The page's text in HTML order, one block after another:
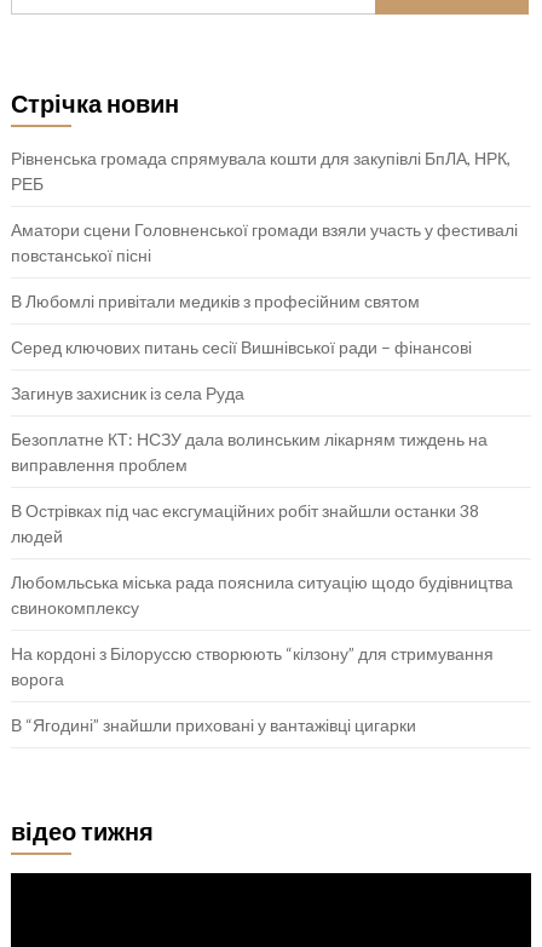
Стрічка новин
Рівненська громада спрямувала кошти для закупівлі БпЛА, НРК,
РЕБ
Аматори сцени Головненської громади взяли участь у фестивалі
повстанської пісні
В Любомлі привітали медиків з професійним святом
Серед ключових питань сесії Вишнівської ради – фінансові
Загинув захисник із села Руда
Безоплатне КТ: НСЗУ дала волинським лікарням тиждень на
виправлення проблем
В Острівках під час ексгумаційних робіт знайшли останки 38
людей
Любомльська міська рада пояснила ситуацію щодо будівництва
свинокомплексу
На кордоні з Білоруссю створюють “кілзону” для стримування
ворога
В “Ягодині” знайшли приховані у вантажівці цигарки
відео тижня